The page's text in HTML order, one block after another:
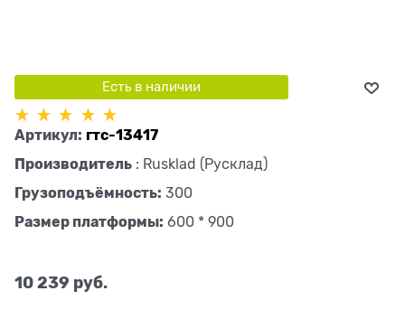
Есть в наличии
Артикул: гтс-13417
Производитель : Rusklad (Русклад)
Грузоподъёмность: 300
Размер платформы: 600 * 900
10 239 руб.